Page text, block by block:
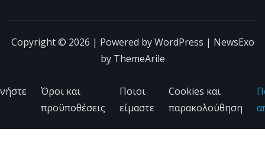
Copyright © 2026 | Powered byWordPress | NewsExo
by ThemeArile
Όροι και
προϋποθέσεις
Ποιοι
είμαστε
Cookies και
παρακολούθηση